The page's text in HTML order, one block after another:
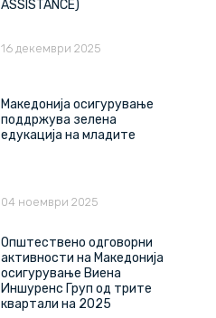
ASSISTANCE)
Македонија осигурување
поддржува зелена
едукација на младите
16 декември 2025
Општествено одговорни
активности на Македонија
осигурување Виена
Иншуренс Груп од трите
квартали на 2025
04 ноември 2025